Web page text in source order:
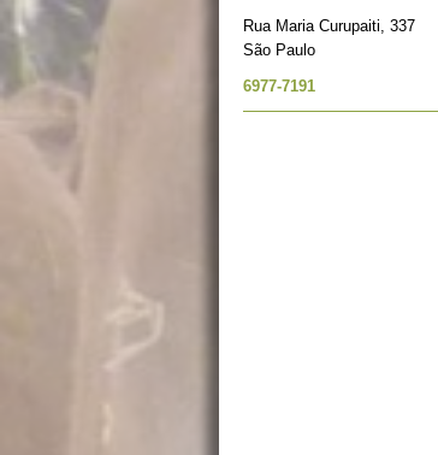
Rua Maria Curupaiti, 337
São Paulo
6977-7191